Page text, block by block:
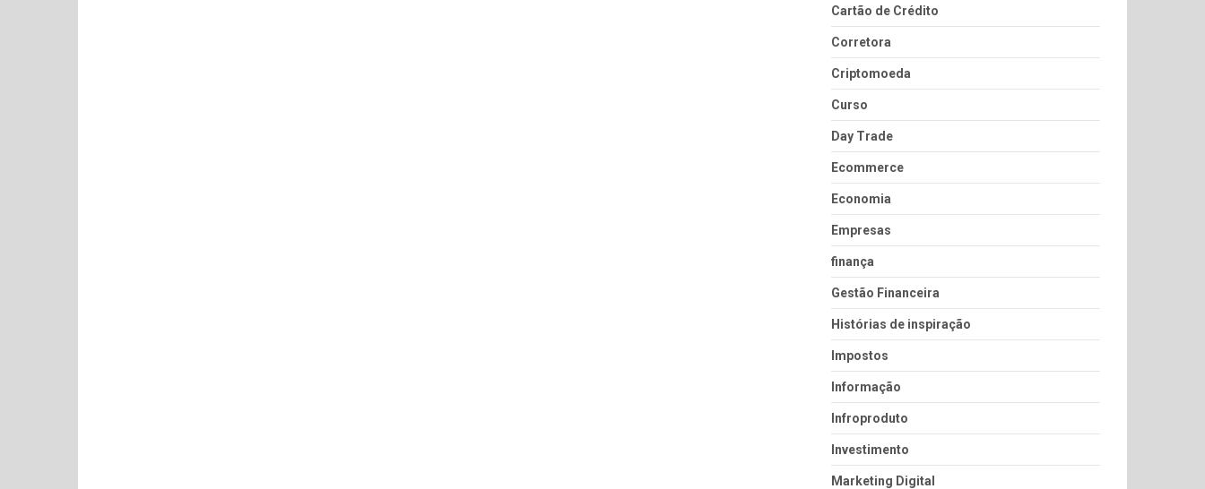
Cartão de Crédito
Corretora
Criptomoeda
Curso
Day Trade
Ecommerce
Economia
Empresas
finança
Gestão Financeira
Histórias de inspiração
Impostos
Informação
Infroproduto
Investimento
Marketing Digital